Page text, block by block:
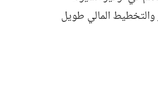
والتخطيط المالي طويل